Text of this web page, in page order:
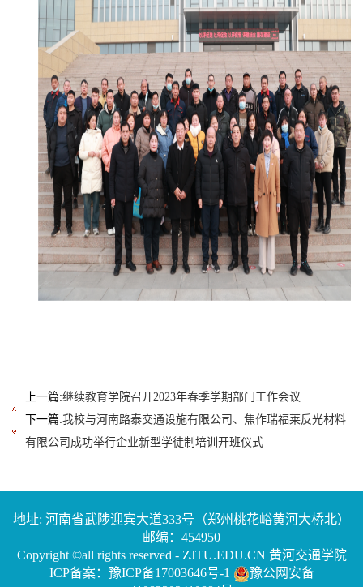
上一篇:继续教育学院召开2023年春季学期部门工作会议
下一篇:我校与河南路泰交通设施有限公司、焦作瑞福莱反光材料
有限公司成功举行企业新型学徒制培训开班仪式
地址: 河南省武陟迎宾大道333号（郑州桃花峪黄河大桥北）
邮编：454950
Copyright ©all rights reserved - ZJTU.EDU.CN 黄河交通学院
ICP备案：豫ICP备17003646号-1
豫公网安备